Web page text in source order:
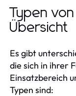
Typen
Übersicht
Es gibt
die sich in ihrer
Einsatzbereich
Typen sind: